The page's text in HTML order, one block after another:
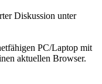
Diskussion unter
PC/Laptop mit
aktuellen Browser.